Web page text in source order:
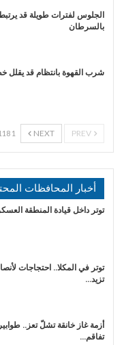
الجلوس لفترات طويلة قد
بالسرطان
شرب القهوة بانتظام قد يقلل
NEXT
1 of 118
أخبار المحافظات
توتر داخل قيادة المنطقة
توتر في المكلا.. احتجاجات
تزيد…
أزمة غاز خانقة تشلّ تعز..
تفاقم…